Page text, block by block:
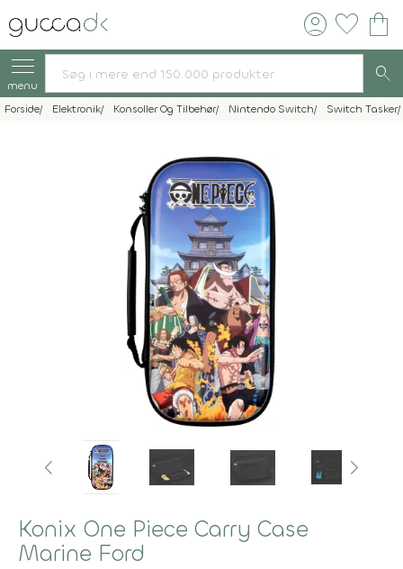
account_circle favorite shopping_bag
menu search
Forside Elektronik Konsoller Og Tilbehør Nintendo Switch Switch Tasker
Konix One Piece Carry Case
Marine Ford